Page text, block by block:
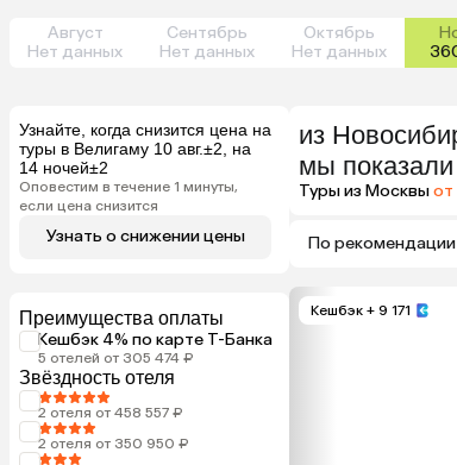
Август
Нет данных
Сентябрь
Нет данных
Октябрь
Нет данных
Узнайте, когда снизится цена на
туры в Велигаму 10 авг.±2, на
14 ночей±2
Оповестим в течение 1 минуты,
если цена снизится
Узнать о снижении цены
Преимущества оплаты
Кешбэк 4% по карте Т-Банка
5 отелей от 305 474 ₽
Звёздность отеля
2 отеля от 458 557 ₽
2 отеля от 350 950 ₽
из
мы
Туры из Москвыот
По рекомендации
Кешбэк + 9 171